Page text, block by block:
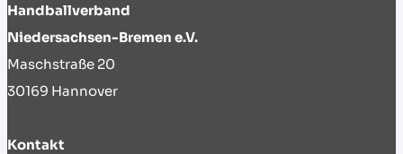
Handballverband
Niedersachsen-Bremen e.V.
Maschstraße 20
30169 Hannover
Kontakt